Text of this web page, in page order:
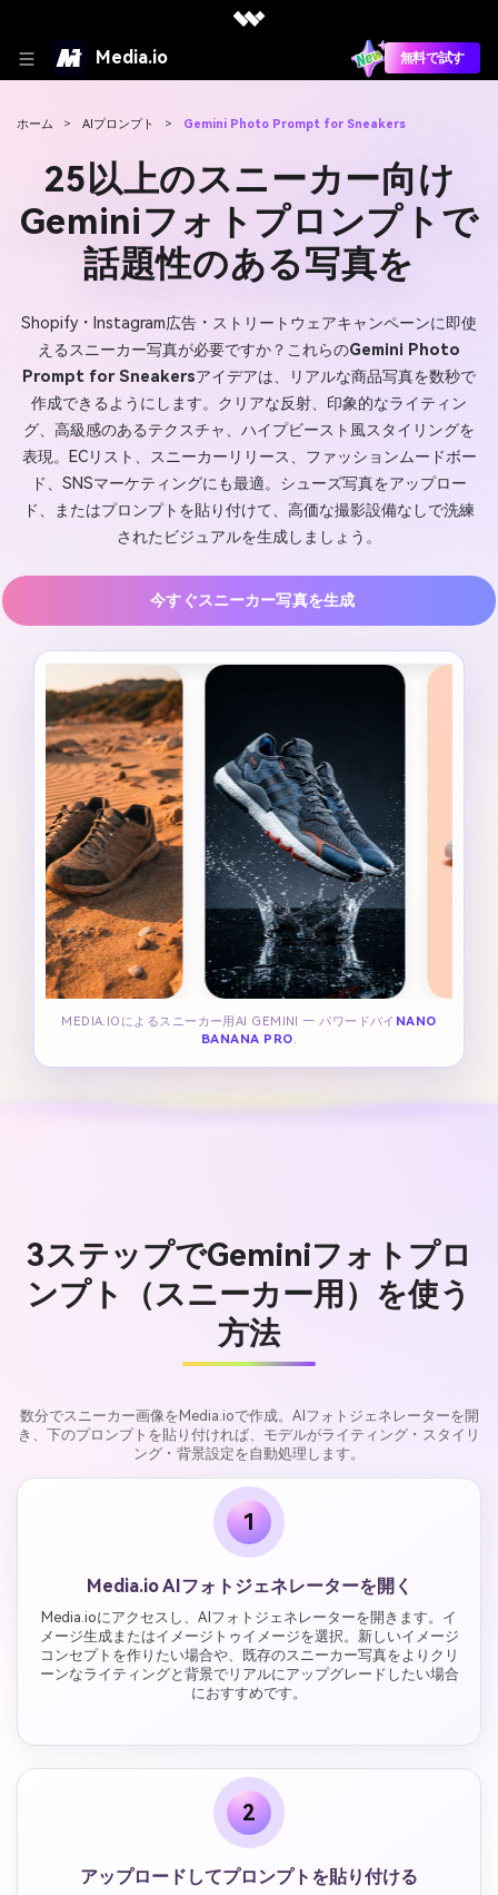
Media.io 無料で試す
ホーム > AIプロンプト > Gemini Photo Prompt for Sneakers
25以上のスニーカー向け
Geminiフォトプロンプトで
話題性のある写真を
Shopify・Instagram広告・ストリートウェアキャンペーンに即使
えるスニーカー写真が必要ですか？これらのGemini Photo
Prompt for Sneakersアイデアは、リアルな商品写真を数秒で
作成できるようにします。クリアな反射、印象的なライティン
グ、高級感のあるテクスチャ、ハイプビースト風スタイリングを
表現。ECリスト、スニーカーリリース、ファッションムードボー
ド、SNSマーケティングにも最適。シューズ写真をアップロー
ド、またはプロンプトを貼り付けて、高価な撮影設備なしで洗練
されたビジュアルを生成しましょう。
今すぐスニーカー写真を生成
MEDIA.IOによるスニーカー用AI GEMINI — パワードバイ NANO
BANANA PRO.
3ステップでGeminiフォトプロ
ンプト（スニーカー用）を使う
方法
数分でスニーカー画像をMedia.ioで作成。AIフォトジェネレーターを開
き、下のプロンプトを貼り付ければ、モデルがライティング・スタイリ
ング・背景設定を自動処理します。
1
Media.io AIフォトジェネレーターを開く
Media.ioにアクセスし、AIフォトジェネレーターを開きます。イ
メージ生成またはイメージトゥイメージを選択。新しいイメージ
コンセプトを作りたい場合や、既存のスニーカー写真をよりクリ
ーンなライティングと背景でリアルにアップグレードしたい場合
におすすめです。
2
アップロードしてプロンプトを貼り付ける